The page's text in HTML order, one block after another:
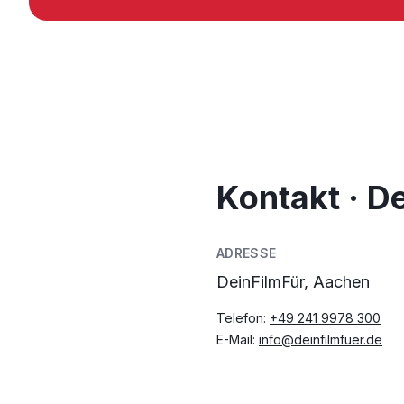
Kontakt ·
ADRESSE
DeinFilmFür, Aachen
Telefon: +49 241 9978 300
E-Mail: info@deinfilmfuer.de